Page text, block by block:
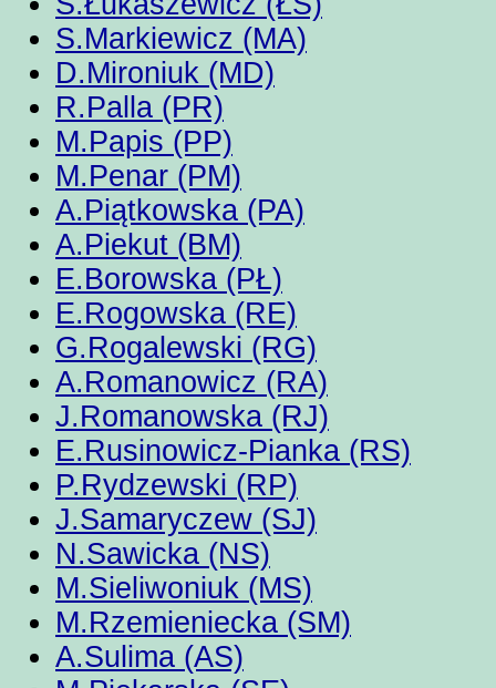
S.Markiewicz (MA)
D.Mironiuk (MD)
R.Palla (PR)
M.Papis (PP)
M.Penar (PM)
A.Piątkowska (PA)
A.Piekut (BM)
E.Borowska (PŁ)
E.Rogowska (RE)
G.Rogalewski (RG)
A.Romanowicz (RA)
J.Romanowska (RJ)
E.Rusinowicz-Pianka (RS)
P.Rydzewski (RP)
J.Samaryczew (SJ)
N.Sawicka (NS)
M.Sieliwoniuk (MS)
M.Rzemieniecka (SM)
A.Sulima (AS)